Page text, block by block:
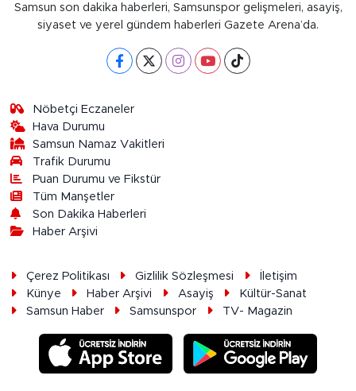
Samsun son dakika haberleri, Samsunspor gelişmeleri, asayiş,
siyaset ve yerel gündem haberleri Gazete Arena’da.
Nöbetçi Eczaneler
Hava Durumu
Samsun Namaz Vakitleri
Trafik Durumu
Puan Durumu ve Fikstür
Tüm Manşetler
Son Dakika Haberleri
Haber Arşivi
Çerez Politikası Gizlilik Sözleşmesi
İletişim
Künye
Haber Arşivi Asayiş
Kültür-Sanat
Samsun Haber
Samsunspor TV- Magazin